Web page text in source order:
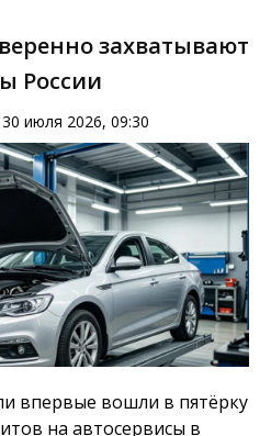
захватывают
России
30 июля 2026, 09:30
впервые вошли в пятёрку
на автосервисы в